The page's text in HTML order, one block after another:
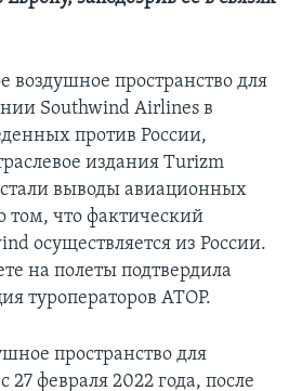
воздушное пространство для
Southwind Airlines в
против России,
издания Turizm
выводы авиационных
том, что фактический
осуществляется из России.
на полеты подтвердила
туроператоров АТОР.
пространство для
27 февраля 2022 года, после